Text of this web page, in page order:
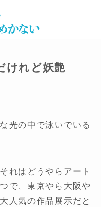
けれど妖艶
光の中で泳いでいる
れはどうやらアート
で、東京やら大阪や
人気の作品展示だと